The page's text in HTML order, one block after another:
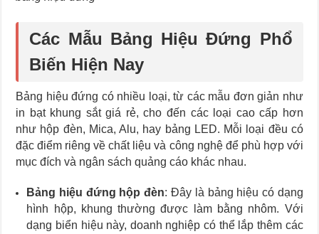
Các Mẫu Bảng Hiệu Đứng Phổ
Biến Hiện Nay
Bảng hiệu đứng có nhiều loại, từ các mẫu đơn giản như
in bạt khung sắt giá rẻ, cho đến các loại cao cấp hơn
như hộp đèn, Mica, Alu, hay bảng LED. Mỗi loại đều có
đặc điểm riêng về chất liệu và công nghệ để phù hợp với
mục đích và ngân sách quảng cáo khác nhau.
Bảng hiệu đứng hộp đèn: Đây là bảng hiệu có dạng
hình hộp, khung thường được làm bằng nhôm. Với
dạng biển hiệu này, doanh nghiệp có thể lắp thêm các